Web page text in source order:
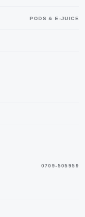
PODS & E-JUICE
0709-505959